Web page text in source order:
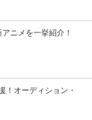
ニメを一挙紹介！
！オーディション・